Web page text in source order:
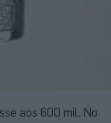
aos 600 mil. No